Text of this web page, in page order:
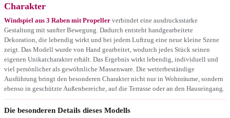
Charakter
Windspiel aus 3 Raben mit Propeller verbindet eine ausdrucksstarke
Gestaltung mit sanfter Bewegung. Dadurch entsteht handgearbeitete
Dekoration, die lebendig wirkt und bei jedem Luftzug eine neue kleine Szene
zeigt. Das Modell wurde von Hand gearbeitet, wodurch jedes Stück seinen
eigenen Unikatcharakter erhält. Das Ergebnis wirkt lebendig, individuell und
viel persönlicher als gewöhnliche Massenware. Die wetterbeständige
Ausführung bringt den besonderen Charakter nicht nur in Wohnräume, sondern
ebenso in geschützte Außenbereiche, auf die Terrasse oder an den Hauseingang.
Die besonderen Details dieses Modells